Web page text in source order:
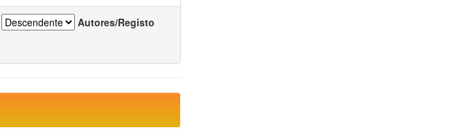
Autores/Registo